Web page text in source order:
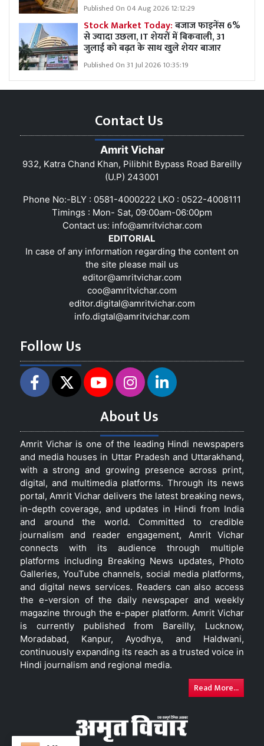
Published On 04 Aug 2026 12:12:29
Stock Market Today:बजाज फाइनेंस 6%
से ज्यादा उछला, IT शेयरों में बिकवाली, 31
जुलाई को बढ़त के साथ खुले शेयर बाजार
Published On 31 Jul 2026 10:35:19
Contact Us
Amrit Vichar
932, Katra Chand Khan, Pilibhit Bypass Road Bareilly
(U.P) 243001
Phone No:-BLY : 0581-4000222 LKO : 0522-4008111
Timings : Mon- Sat, 09:00am-06:00pm
Contact us: info@amritvichar.com
EDITORIAL
In case of any information regarding the content on
the site please mail us
editor@amritvichar.com
coo@amritvichar.com
editor.digital@amritvichar.com
info.digtal@amritvichar.com
Follow Us
About Us
Amrit Vichar is one of the leading Hindi newspapers
and media houses in Uttar Pradesh and Uttarakhand,
with a strong and growing presence across print,
digital, and multimedia platforms. Through its news
portal, Amrit Vichar delivers the latest breaking news,
in-depth coverage, and updates in Hindi from India
and around the world. Committed to credible
journalism and reader engagement, Amrit Vichar
connects with its audience through multiple
platforms including Breaking News updates, Photo
Galleries, YouTube channels, social media platforms,
and digital news services. Readers can also access
the e-version of the daily newspaper and weekly
magazine through the e-paper platform. Amrit Vichar
is currently published from Bareilly, Lucknow,
Moradabad, Kanpur, Ayodhya, and Haldwani,
continuously expanding its reach as a trusted voice in
Hindi journalism and regional media.
Read More...